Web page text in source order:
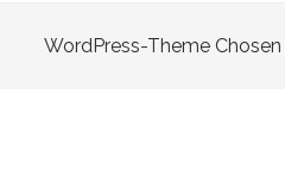
WordPress-Theme Chosen